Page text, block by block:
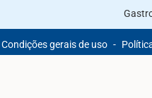
Condições gerais de uso -